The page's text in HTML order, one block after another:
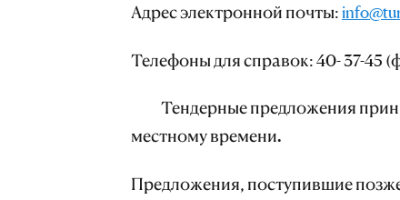
Адрес электронной почты:
Телефоны для справок: 40- 37-45
Тендерные предложения
местному времени.
Предложения, поступившие